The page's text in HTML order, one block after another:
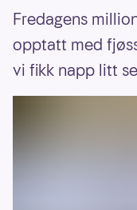
Fredagens
opptatt med
vi fikk napp litt